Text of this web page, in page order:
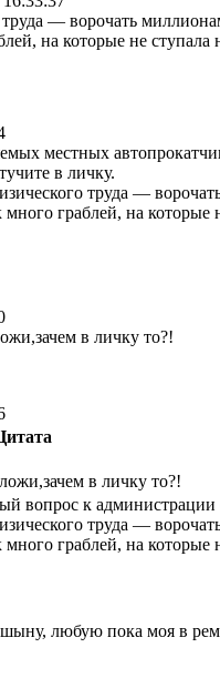
— ворочать
на которые не ступала
местных
в личку.
труда —
граблей, на которые
в личку то?!
в личку то?!
вопрос к администрации
труда —
граблей, на которые
любую пока моя в